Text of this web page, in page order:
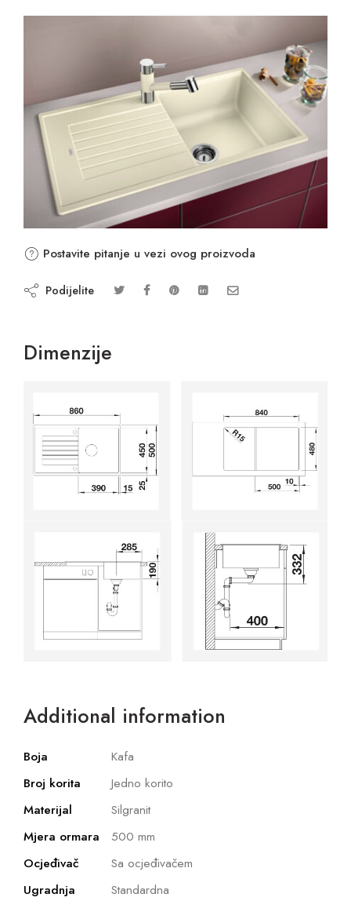
Postavite pitanje u vezi ovog proizvoda
Podijelite
Dimenzije
Additional information
Boja
Kafa
Broj korita
Jedno korito
Materijal
Silgranit
Mjera ormara
500 mm
Ocjeđivač
Sa ocjeđivačem
Ugradnja
Standardna